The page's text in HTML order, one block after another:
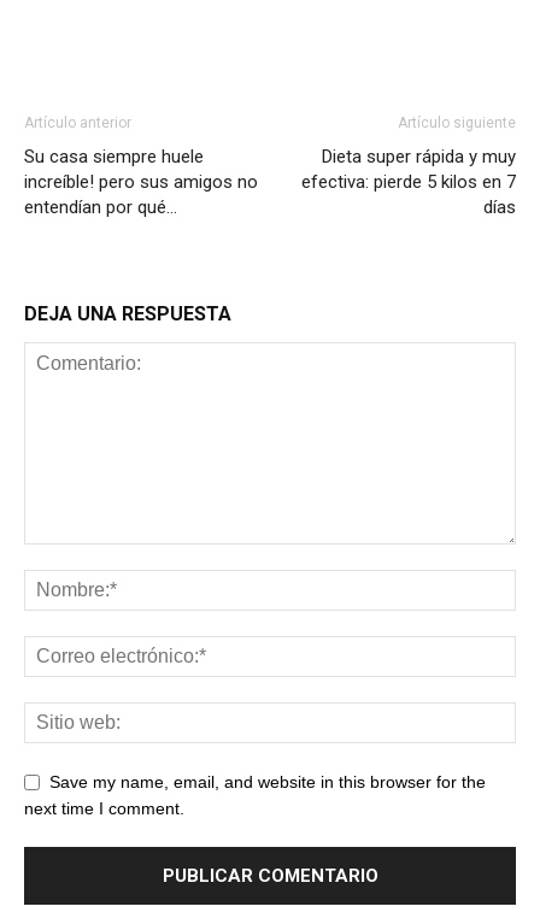
Artículo anterior
Su casa siempre huele
increíble! pero sus amigos no
entendían por qué…
Artículo siguiente
Dieta super rápida y muy
efectiva: pierde 5 kilos en 7
días
DEJA UNA RESPUESTA
Save my name, email, and website in this browser for the
next time I comment.